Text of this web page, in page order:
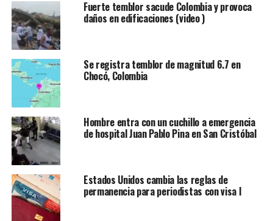
Fuerte temblor sacude Colombia y provoca
daños en edificaciones (video )
Se registra temblor de magnitud 6.7 en
Chocó, Colombia
Hombre entra con un cuchillo a emergencia
de hospital Juan Pablo Pina en San Cristóbal
Estados Unidos cambia las reglas de
permanencia para periodistas con visa I